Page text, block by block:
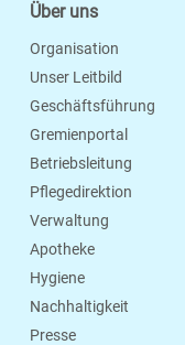
Über uns
Organisation
Unser Leitbild
Geschäftsführung
Gremienportal
Betriebsleitung
Pflegedirektion
Verwaltung
Apotheke
Hygiene
Nachhaltigkeit
Presse